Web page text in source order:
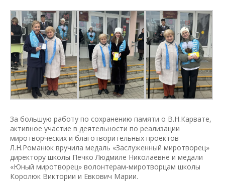
За большую работу по сохранению памяти о В.Н.Карвате,
активное участие в деятельности по реализации
миротворческих и благотворительных проектов
Л.Н.Романюк вручила медаль «Заслуженный миротворец»
директору школы Печко Людмиле Николаевне и медали
«Юный миротворец» волонтерам-миротворцам школы
Королюк Виктории и Евкович Марии.